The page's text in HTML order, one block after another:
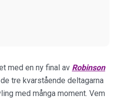
med en ny final av Robinson
tre kvarstående deltagarna
med många moment. Vem